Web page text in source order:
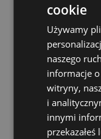
cookie
Używamy
naszego
informacje
witryny,
i
innymi